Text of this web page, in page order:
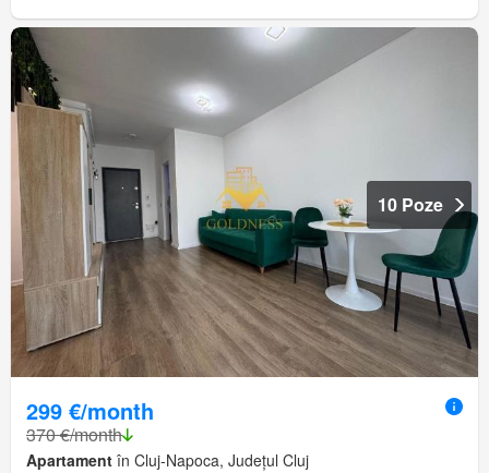
10 Poze
299 €/month
370 €/month
Apartament în Cluj-Napoca, Județul Cluj